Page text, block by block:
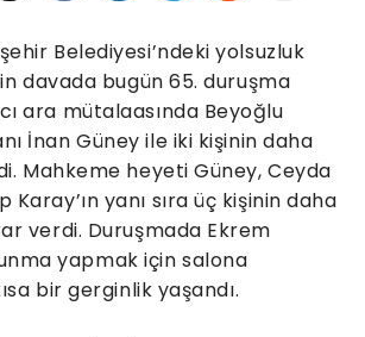
Belediyesi’ndeki yolsuzluk
davada bugün 65. duruşma
ara mütalaasında Beyoğlu
İnan Güney ile iki kişinin daha
Mahkeme heyeti Güney, Ceyda
Karay’ın yanı sıra üç kişinin daha
verdi. Duruşmada Ekrem
yapmak için salona
bir gerginlik yaşandı.